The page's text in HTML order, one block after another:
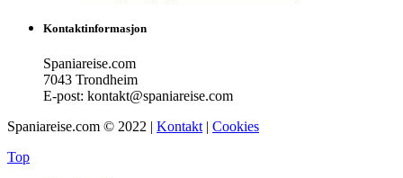
Kontaktinformasjon
Spaniareise.com
7043 Trondheim
E-post: kontakt@spaniareise.com
Spaniareise.com © 2022 | Kontakt | Cookies
Top